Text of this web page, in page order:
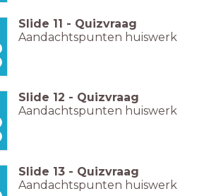
Slide 11 - Quizvraag
Aandachtspunten huiswerk
Slide 12 - Quizvraag
Aandachtspunten huiswerk
Slide 13 - Quizvraag
Aandachtspunten huiswerk